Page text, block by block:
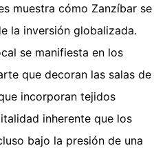
muestra cómo Zanzíbar se
la inversión globalizada.
se manifiesta en los
que decoran las salas de
incorporan tejidos
inherente que los
bajo la presión de una